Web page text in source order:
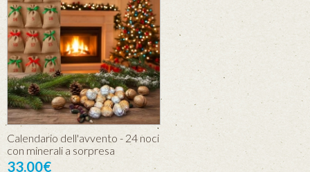
Calendario dell'avvento - 24 noci
con minerali a sorpresa
33.00€